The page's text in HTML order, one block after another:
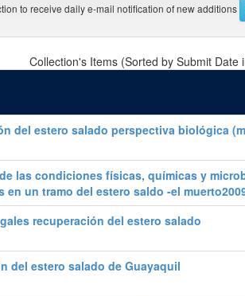
to receive daily e-mail notification of new additions
Collection's Items (Sorted by Submit Date
del estero salado perspectiva biológica
las condiciones físicas, químicas y
en un tramo del estero saldo -el
recuperación del estero salado
del estero salado de Guayaquil